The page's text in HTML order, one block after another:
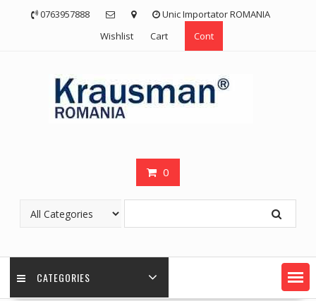
0763957888
Unic Importator ROMANIA
Wishlist
Cart Cont
0
CATEGORIES